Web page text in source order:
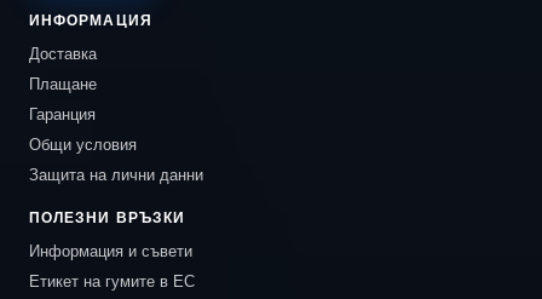
ИНФОРМАЦИЯ
Доставка
Плащане
Гаранция
Общи условия
Защита на лични данни
ПОЛЕЗНИ ВРЪЗКИ
Информация и съвети
Етикет на гумите в ЕС